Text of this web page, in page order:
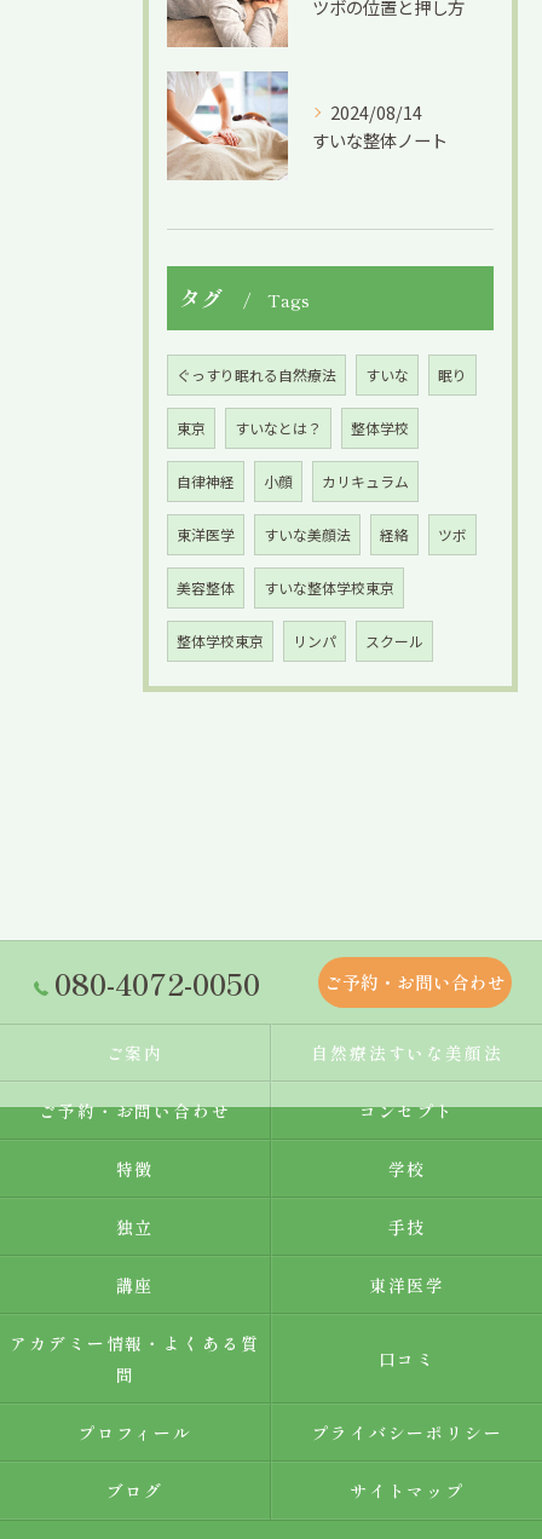
ツボの位置と押し方
2024/08/14
すいな整体ノート
タグ Tags
ぐっすり眠れる自然療法 すいな 眠り
東京 すいなとは？ 整体学校
自律神経 小顔 カリキュラム
東洋医学 すいな美顔法 経絡 ツボ
美容整体 すいな整体学校東京
整体学校東京 リンパ スクール
080-4072-0050 ご予約・お問い合わせ
ご案内 自然療法すいな美顔法
ご予約・お問い合わせ コンセプト
特徴 学校
独立 手技
講座 東洋医学
アカデミー情報・よくある質
問
口コミ
プロフィール プライバシーポリシー
ブログ サイトマップ